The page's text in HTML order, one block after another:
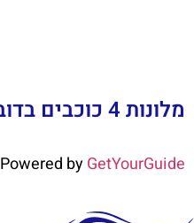
מלונות 4 כוכבים בדוברובניק
Powered byGetYourGuide